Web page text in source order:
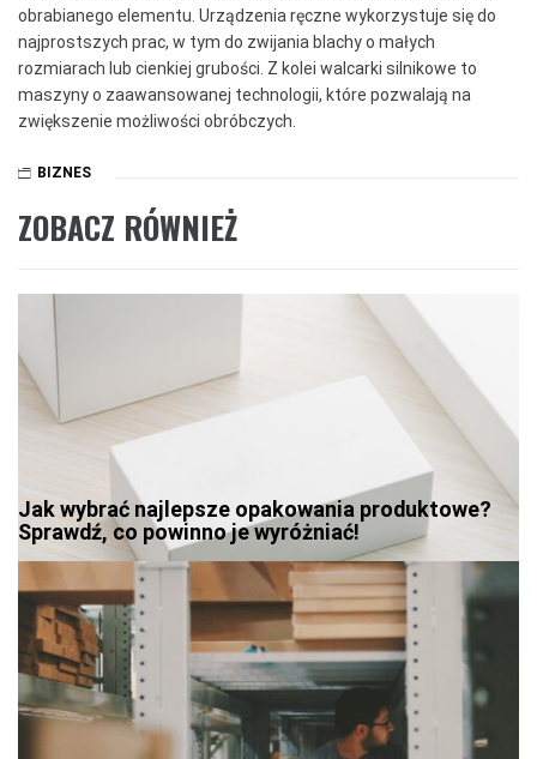
obrabianego elementu. Urządzenia ręczne wykorzystuje się do
najprostszych prac, w tym do zwijania blachy o małych
rozmiarach lub cienkiej grubości. Z kolei walcarki silnikowe to
maszyny o zaawansowanej technologii, które pozwalają na
zwiększenie możliwości obróbczych.
BIZNES
ZOBACZ RÓWNIEŻ
Jak wybrać najlepsze opakowania produktowe?
Sprawdź, co powinno je wyróżniać!